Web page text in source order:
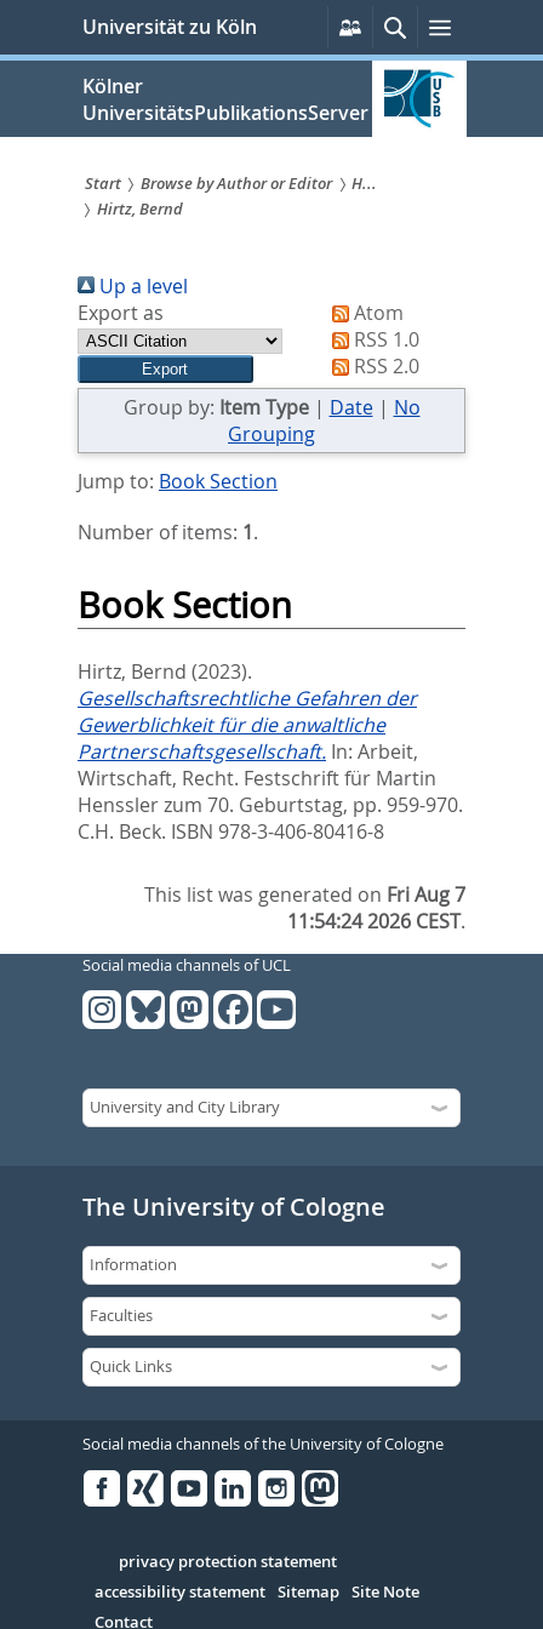
springen
Universität zu Köln
Persönliche
Services
SucheMenü
Kölner
UniversitätsPublikationsServer
Sie
sind
hier:
Start Browse by Author or Editor
H...
Hirtz, Bernd
Up a level
Export as
Atom
RSS 1.0
RSS 2.0
Group by: Item Type| Date| No
Grouping
Jump to: Book Section
Number of items: 1.
Book Section
Hirtz, Bernd (2023).
Gesellschaftsrechtliche Gefahren der
Gewerblichkeit für die anwaltliche
Partnerschaftsgesellschaft. In: Arbeit,
Wirtschaft, Recht. Festschrift für Martin
Henssler zum 70. Geburtstag, pp. 959-970.
C.H. Beck. ISBN 978-3-406-80416-8
This list was generated on Fri Aug 7
11:54:24 2026 CEST.
Social media channels of UCL
The University of Cologne
Social media channels of the University of Cologne
Serivce
privacy protection statement
accessibility statement Sitemap Site Note
Contact